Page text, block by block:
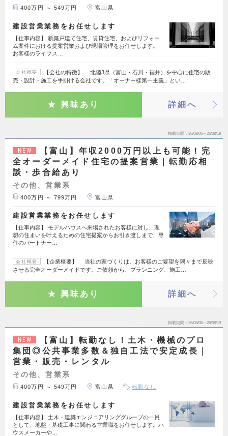
400万円 ～ 549万円 富山県
建設営業業務をお任せします
【仕事内容】 新築戸建て住宅、賃貸住宅、およびリフォー
ム案件における提案営業および現場管理をお任せします。
お客様のライフス…
会社概要
【会社の特徴】 北陸3県（富山・石川・福井）を中心に住宅の販
売・設計・施工を手掛ける会社です。「オーナー様第一主義」とい…
興味あり 詳細へ
掲載期間 26/08/06～26/08/19
NEW
【富山】年収2000万円以上も可能！完
全オーダーメイド住宅の提案営業｜転勤応相
談・歩合給あり
その他、営業系
400万円 ～ 799万円 富山県
建設営業業務をお任せします
【仕事内容】 モデルハウスへ来場されたお客様に対し、理
想の住まいを叶えるための住宅提案からお引き渡しまで、専
任のパートナー…
会社概要
【企業概要】 当社の家づくりは、お客様のご要望を隅々まで反映
させる完全オーダーメイドです。ご依頼から、プランニング、施工…
興味あり 詳細へ
掲載期間 26/08/06～26/08/19
NEW
【富山】転勤なし！土木・機械のプロ
集団◎公共事業多数＆独自工法で安定成長｜
営業・販売・レンタル
その他、営業系
400万円 ～ 549万円 富山県 転勤なし
建設営業業務をお任せします
【仕事内容】 土木・建築エンジニアリンググループの一員
として、地盤・基礎工事に関わる営業職をお任せします。ハ
ウスメーカーや…